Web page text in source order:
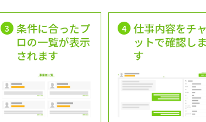
3
条件に合ったプ
ロの一覧が表示
されます
4 仕事内容をチャ
ットで確認しま
す